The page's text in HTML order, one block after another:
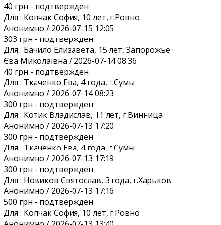
40 грн - подтвержден
Для : Копчак София, 10 лет, г.Ровно
Анонимно / 2026-07-15 12:05
303 грн - подтвержден
Для : Бачило Елизавета, 15 лет, Запорожье
Єва Миколаївна / 2026-07-14 08:36
40 грн - подтвержден
Для : Ткаченко Ева, 4 года, г.Сумы
Анонимно / 2026-07-14 08:23
300 грн - подтвержден
Для : Котик Владислав, 11 лет, г.Винница
Анонимно / 2026-07-13 17:20
300 грн - подтвержден
Для : Ткаченко Ева, 4 года, г.Сумы
Анонимно / 2026-07-13 17:19
300 грн - подтвержден
Для : Новиков Святослав, 3 года, г.Харьков
Анонимно / 2026-07-13 17:16
500 грн - подтвержден
Для : Копчак София, 10 лет, г.Ровно